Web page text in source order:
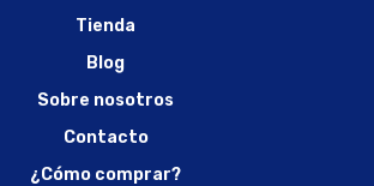
Tienda
Blog
Sobre nosotros
Contacto
¿Cómo comprar?